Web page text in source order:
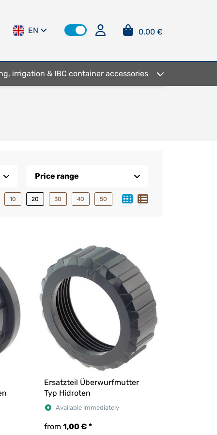
EN 0,00 €
irrigation & IBC container accessories
Price range
10 20 30 40 50
Ersatzteil Überwurfmutter
Typ Hidroten
Available immediately
from 1,00 € *